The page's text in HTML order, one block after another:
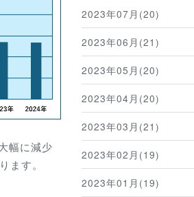
幅に減少
ます。
2023年07月(20)
2023年06月(21)
2023年05月(20)
2023年04月(20)
2023年03月(21)
2023年02月(19)
2023年01月(19)